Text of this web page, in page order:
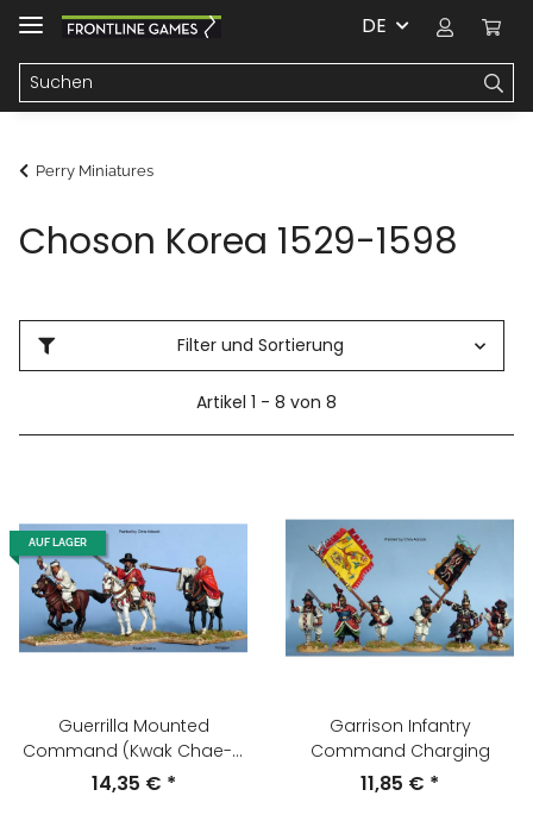
DE
Perry Miniatures
Choson Korea 1529-1598
Filter und Sortierung
Artikel 1 - 8 von 8
AUF LAGER
Guerrilla Mounted
Command (Kwak Chae-u,
the monk leader Yonggyu
14,35 € *
Garrison Infantry
Command Charging
11,85 € *